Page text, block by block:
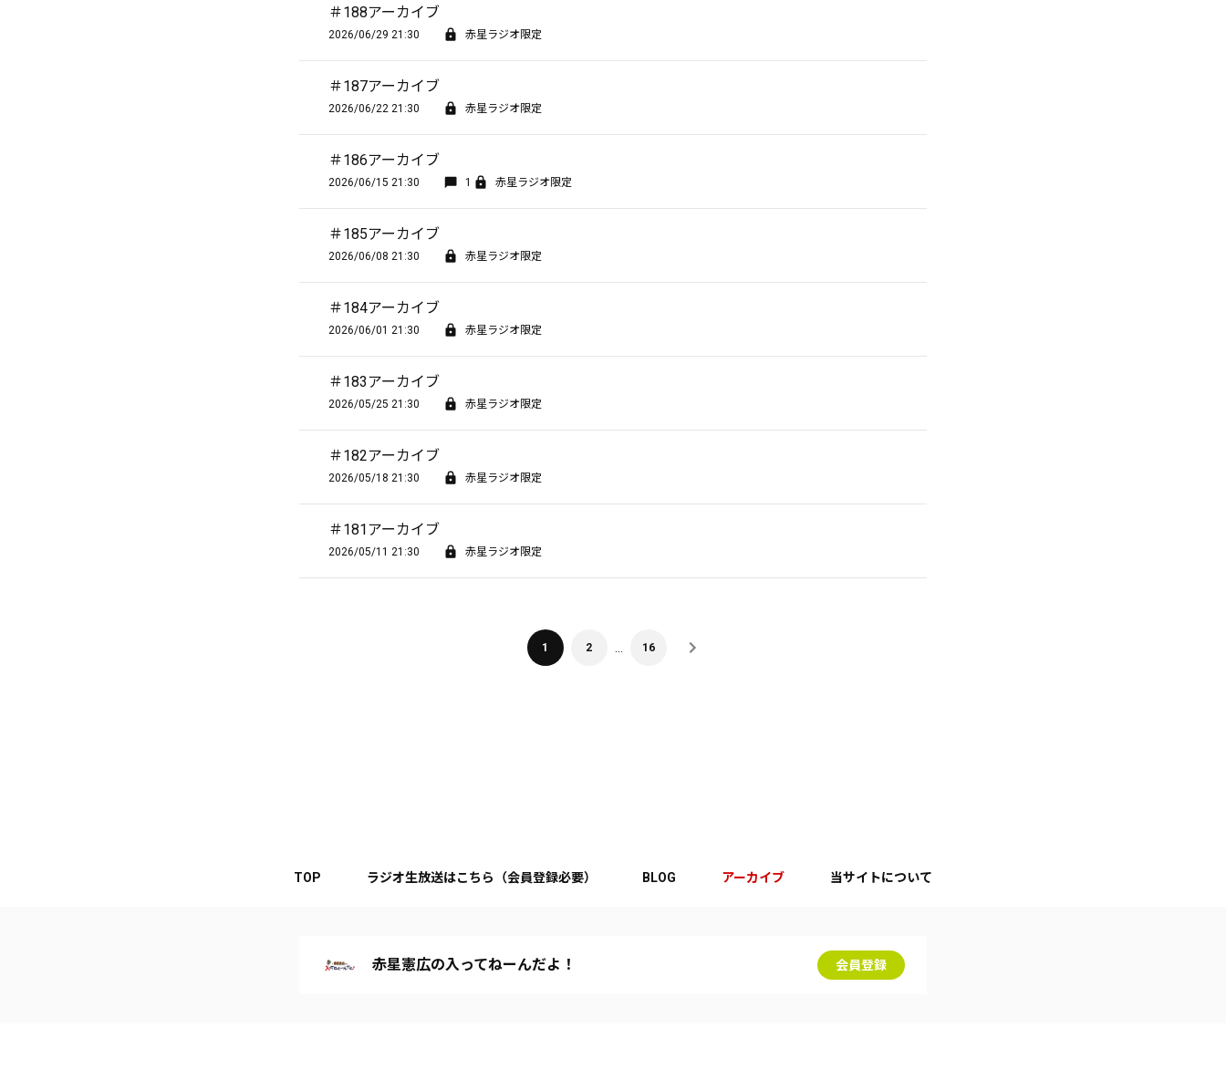
＃188アーカイブ
2026/06/29 21:30 赤星ラジオ限定
＃187アーカイブ
2026/06/22 21:30 赤星ラジオ限定
＃186アーカイブ
2026/06/15 21:30 1 赤星ラジオ限定
＃185アーカイブ
2026/06/08 21:30 赤星ラジオ限定
＃184アーカイブ
2026/06/01 21:30 赤星ラジオ限定
＃183アーカイブ
2026/05/25 21:30 赤星ラジオ限定
＃182アーカイブ
2026/05/18 21:30 赤星ラジオ限定
＃181アーカイブ
2026/05/11 21:30 赤星ラジオ限定
1 2 16
TOP ラジオ生放送はこちら（会員登録必要） BLOG アーカイブ 当サイトについて
赤星憲広の入ってねーんだよ！ 会員登録